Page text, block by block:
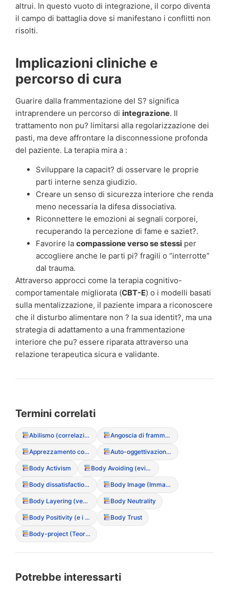
altrui. In questo vuoto di integrazione, il corpo diventa
il campo di battaglia dove si manifestano i conflitti non
risolti.
Implicazioni cliniche e
percorso di cura
Guarire dalla frammentazione del S? significa
intraprendere un percorso di integrazione. Il
trattamento non pu? limitarsi alla regolarizzazione dei
pasti, ma deve affrontare la disconnessione profonda
del paziente. La terapia mira a :
Sviluppare la capacit? di osservare le proprie
parti interne senza giudizio.
Creare un senso di sicurezza interiore che renda
meno necessaria la difesa dissociativa.
Riconnettere le emozioni ai segnali corporei,
recuperando la percezione di fame e saziet?.
Favorire la compassione verso se stessi per
accogliere anche le parti pi? fragili o “interrotte”
dal trauma.
Attraverso approcci come la terapia cognitivo-
comportamentale migliorata (CBT-E) o i modelli basati
sulla mentalizzazione, il paziente impara a riconoscere
che il disturbo alimentare non ? la sua identit?, ma una
strategia di adattamento a una frammentazione
interiore che pu? essere riparata attraverso una
relazione terapeutica sicura e validante.
Termini correlati
Abilismo (correlazione con l’immagine corporea) Angoscia di frammentazione
Apprezzamento corporeo Auto-oggettivazione (vedersi come oggetto esterno)
Body Activism Body Avoiding (evitamento dello specchio o del proprio corpo)
Body dissatisfaction (Insoddisfazione corporea) Body Image (Immagine Corporea)
Body Layering (vestirsi a strati per nascondere le forme) Body Neutrality
Body Positivity (e i suoi limiti nei DCA) Body Trust
Body-project (Teoria del corpo come progetto)
Potrebbe interessarti